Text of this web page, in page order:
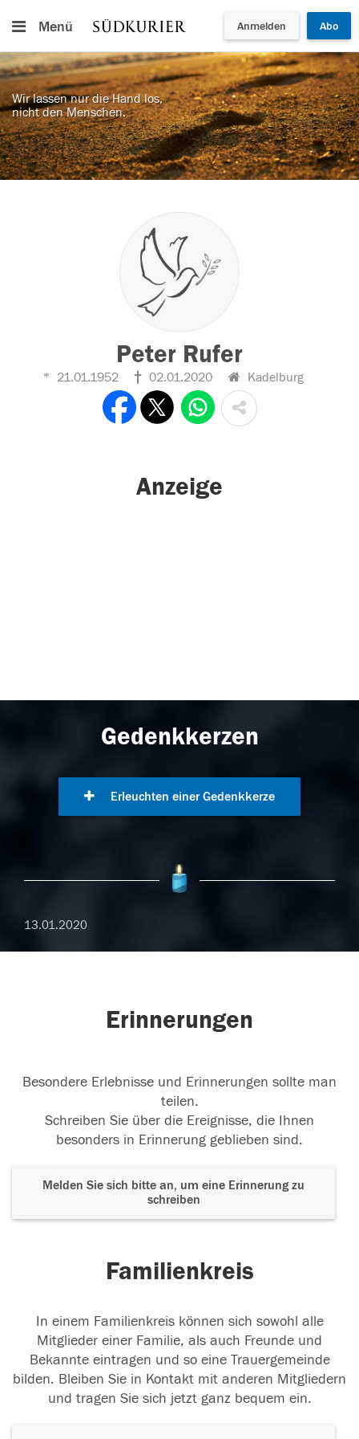
Menü Anmelden Abo
Wir lassen nur die Hand los,
nicht den Menschen.
Peter Rufer
21.01.1952 02.01.2020 Kadelburg
Anzeige
Gedenkkerzen
Erleuchten einer Gedenkkerze
13.01.2020
Erinnerungen
Besondere Erlebnisse und Erinnerungen sollte man
teilen.
Schreiben Sie über die Ereignisse, die Ihnen
besonders in Erinnerung geblieben sind.
Melden Sie sich bitte an, um eine Erinnerung zu
schreiben
Familienkreis
In einem Familienkreis können sich sowohl alle
Mitglieder einer Familie, als auch Freunde und
Bekannte eintragen und so eine Trauergemeinde
bilden. Bleiben Sie in Kontakt mit anderen Mitgliedern
und tragen Sie sich jetzt ganz bequem ein.